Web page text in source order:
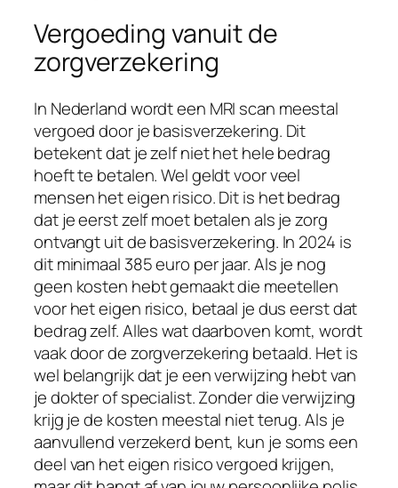
Vergoeding vanuit de
zorgverzekering
In Nederland wordt een MRI scan meestal
vergoed door je basisverzekering. Dit
betekent dat je zelf niet het hele bedrag
hoeft te betalen. Wel geldt voor veel
mensen het eigen risico. Dit is het bedrag
dat je eerst zelf moet betalen als je zorg
ontvangt uit de basisverzekering. In 2024 is
dit minimaal 385 euro per jaar. Als je nog
geen kosten hebt gemaakt die meetellen
voor het eigen risico, betaal je dus eerst dat
bedrag zelf. Alles wat daarboven komt, wordt
vaak door de zorgverzekering betaald. Het is
wel belangrijk dat je een verwijzing hebt van
je dokter of specialist. Zonder die verwijzing
krijg je de kosten meestal niet terug. Als je
aanvullend verzekerd bent, kun je soms een
deel van het eigen risico vergoed krijgen,